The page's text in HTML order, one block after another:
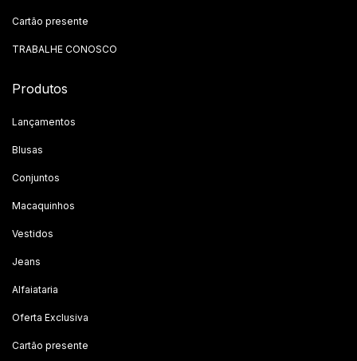
Cartão presente
TRABALHE CONOSCO
Produtos
Lançamentos
Blusas
Conjuntos
Macaquinhos
Vestidos
Jeans
Alfaiataria
Oferta Exclusiva
Cartão presente